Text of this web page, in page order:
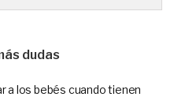
dudas
a los bebés cuando tienen